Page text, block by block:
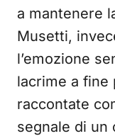
a mantenere
Musetti,
l’emozione
lacrime a fine
raccontate
segnale di un